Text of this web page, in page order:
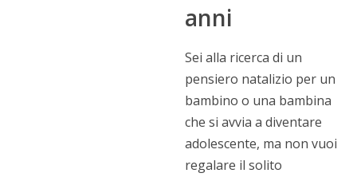
anni
Sei alla ricerca di un
pensiero natalizio per un
bambino o una bambina
che si avvia a diventare
adolescente, ma non vuoi
regalare il solito